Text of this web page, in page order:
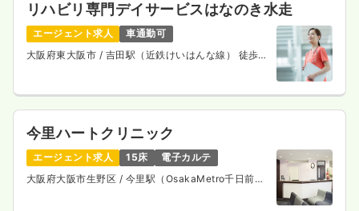
リハビリ専門デイサービスはなのき水走
エージェント求人
車通勤可
大阪府東大阪市 / 吉田駅（近鉄けいはんな線） 徒歩4
今里ハートクリニック
エージェント求人 15床
電子カルテ
大阪府大阪市生野区 / 今里駅（OsakaMetro千日前